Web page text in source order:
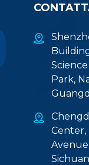
Park,
Center,